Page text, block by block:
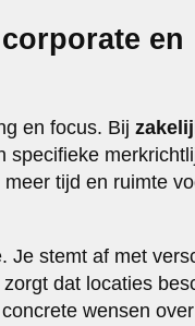
en
en focus. Bij
specifieke
tijd en ruimte
Je stemt af met
dat locaties
wensen